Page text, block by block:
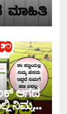
ಆಗದ
ನಿಮ್ಮ